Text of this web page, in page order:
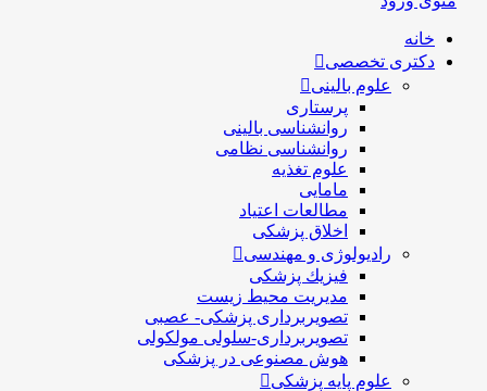
خانه
دکتری تخصصی
علوم بالینی
پرستاری
روانشناسی بالینی
روانشناسی نظامی
علوم تغذیه
مامایی
مطالعات اعتیاد
اخلاق پزشکی
رادیولوژی و مهندسی
فيزيك پزشکی
مدیریت محیط زیست
تصویربرداری پزشکی- عصبی
تصویربرداری-سلولی مولکولی
هوش مصنوعی در پزشکی
علوم پایه پزشکی